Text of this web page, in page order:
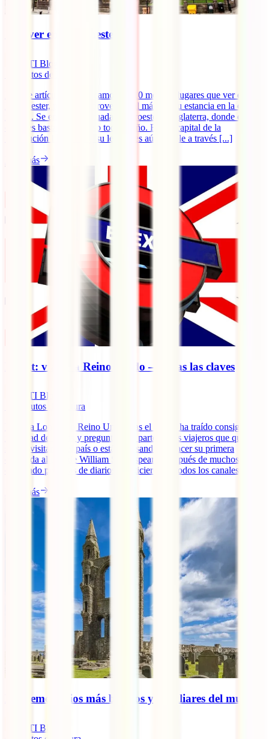
Qué ver en Manchester
IATI Blog
minutos de lectura
En este artículo te destacamos los 10 mejores lugares que ver en
Mánchester, para que aproveches al máximo tu estancia en la ciudad
inglesa. Se encuentra situada al noroeste de Inglaterra, donde el
clima es bastante lluvioso todo el año. Fue la capital de la
Revolución Industrial y su legado es aún visible a través [...]
Leer más
Brexit: viajar a Reino Unido – Todas las claves
IATI Blog
minutos de lectura
Viajar a Londres o Reino Unido tras el Brexit ha traído consigo
infinidad de dudas y preguntas por parte de los viajeros que quieren
seguir visitando el país o están pensando en hacer su primera
escapada al país de William Shakespeare. Después de muchos años
ocupando portadas de diarios y noticieros en todos los canales, [...]
Leer más
Los cementerios más bonitos y peculiares del mundo
IATI Blog